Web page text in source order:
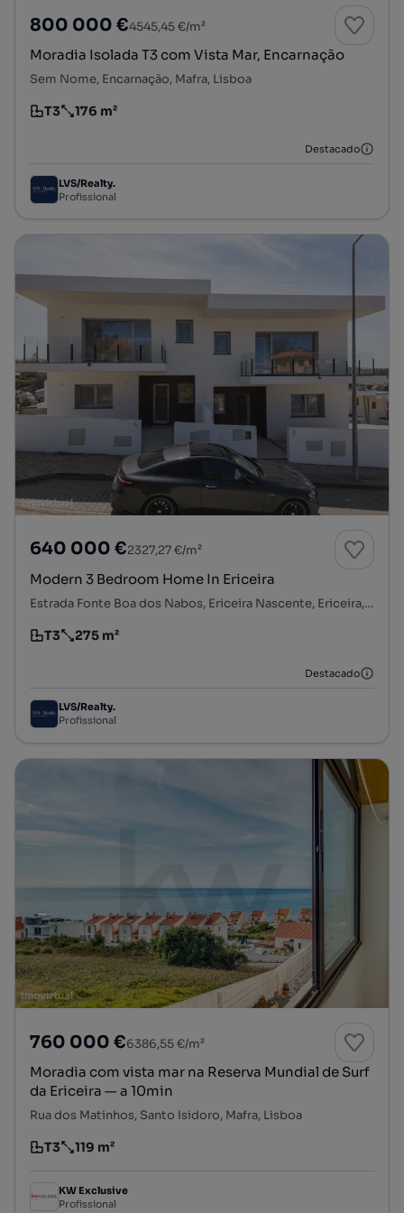
800 000 €4545,45 €/m²
Moradia Isolada T3 com Vista Mar, Encarnação
Sem Nome, Encarnação, Mafra, Lisboa
Tipologia
T3
Preço por metro quadrado
176 m²
Destacado
LVS/Realty.
Profissional
640 000 €2327,27 €/m²
Modern 3 Bedroom Home In Ericeira
Estrada Fonte Boa dos Nabos, Ericeira Nascente, Ericeira, Mafra, Lisboa
Tipologia
T3
Preço por metro quadrado
275 m²
Destacado
LVS/Realty.
Profissional
760 000 €6386,55 €/m²
Moradia com vista mar na Reserva Mundial de Surf
da Ericeira — a 10min
Rua dos Matinhos, Santo Isidoro, Mafra, Lisboa
Tipologia
T3
Preço por metro quadrado
119 m²
KW Exclusive
Profissional